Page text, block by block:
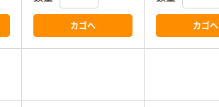
カゴへ カゴへ